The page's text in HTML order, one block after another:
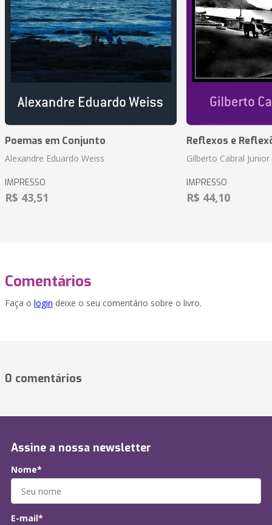
Poemas em Conjunto
Alexandre Eduardo Weiss
IMPRESSO
R$ 43,51
Reflexos e
Gilberto Cabral Junior
IMPRESSO
R$ 44,10
Comentários
Faça o login deixe o seu comentário sobre o livro.
0 comentários
Assine a nossa newsletter
Nome*
E-mail*